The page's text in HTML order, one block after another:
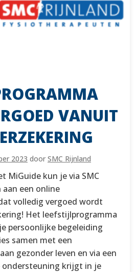
VANUIT
2023 door SMC Rijnland
MiGuide kun je via SMC
aan een online
volledig vergoed wordt
Het leefstijlprogramma
persoonlijke begeleiding
samen met een
gezonder leven en via een
ondersteuning krijgt in je